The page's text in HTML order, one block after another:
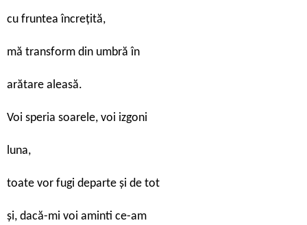
cu fruntea încreţită,
mă transform din umbră în
arătare aleasă.
Voi speria soarele, voi izgoni
luna,
toate vor fugi departe şi de tot
şi, dacă-mi voi aminti ce-am